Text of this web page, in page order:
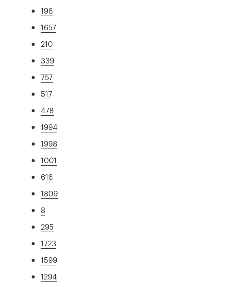
196
1657
210
339
757
517
478
1994
1998
1001
616
1809
8
295
1723
1599
1294